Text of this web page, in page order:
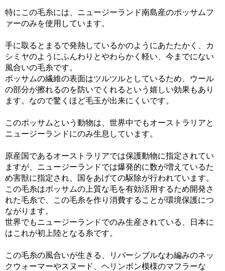
特にこの毛糸には、ニュージーランド南島産のポッサムフ
ァーのみを使用しています。
手に取るとまるで発熱しているかのようにあたたかく、カ
シミヤのようにふんわりとやわらかく軽い、今までにない
風合いの毛糸です。
ポッサムの繊維の表面はツルツルとしているため、ウール
の部分が擦れるのを防いでくれるという嬉しい効果もあり
ます。なので驚くほど毛玉が出来にくいです。
このポッサムという動物は、世界中でもオーストラリアと
ニュージーランドにのみ生息しています。
原産国であるオーストラリアでは保護動物に指定されてい
ますが、ニュージーランドでは爆発的に数が増えているた
め害獣に指定され、国をあげての駆除が行われています。
この毛糸はポッサムの上質な毛を有効活用するため開発さ
れた毛糸で、この毛糸を作り消費することが環境保護につ
ながります。
世界でもニュージーランドでのみ生産されている、日本に
はこれが初上陸となる糸です。
この毛糸の風合いが生きる、リバーシブルなわ編みのネッ
クウォーマーやスヌード、ヘリンボン模様のマフラーな